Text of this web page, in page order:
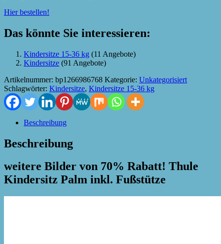
Hier bestellen!
Das könnte Sie interessieren:
Kindersitze 15-36 kg (11 Angebote)
Kindersitze (91 Angebote)
Artikelnummer: bp1266986768 Kategorie: Unkategorisiert
Schlagwörter: Kindersitze, Kindersitze 15-36 kg
Beschreibung
Beschreibung
weitere Bilder von 70% Rabatt! Thule
Kindersitz Palm inkl. Fußstütze